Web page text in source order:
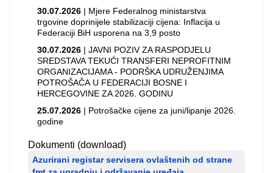
30.07.2026 | Mjere Federalnog ministarstva
trgovine doprinijele stabilizaciji cijena: Inflacija u
Federaciji BiH usporena na 3,9 posto
30.07.2026 | JAVNI POZIV ZA RASPODJELU
SREDSTAVA TEKUĆI TRANSFERI NEPROFITNIM
ORGANIZACIJAMA - PODRŠKA UDRUŽENJIMA
POTROŠAČA U FEDERACIJI BOSNE I
HERCEGOVINE ZA 2026. GODINU
25.07.2026 | Potrošačke cijene za juni/lipanje 2026.
godine
Dokumenti (download)
Azurirani registar servisera ovlaštenih od strane